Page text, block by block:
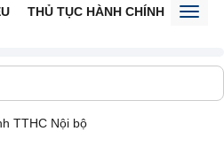
THỦ TỤC HÀNH CHÍNH TIẾP
TTHC Nội bộ